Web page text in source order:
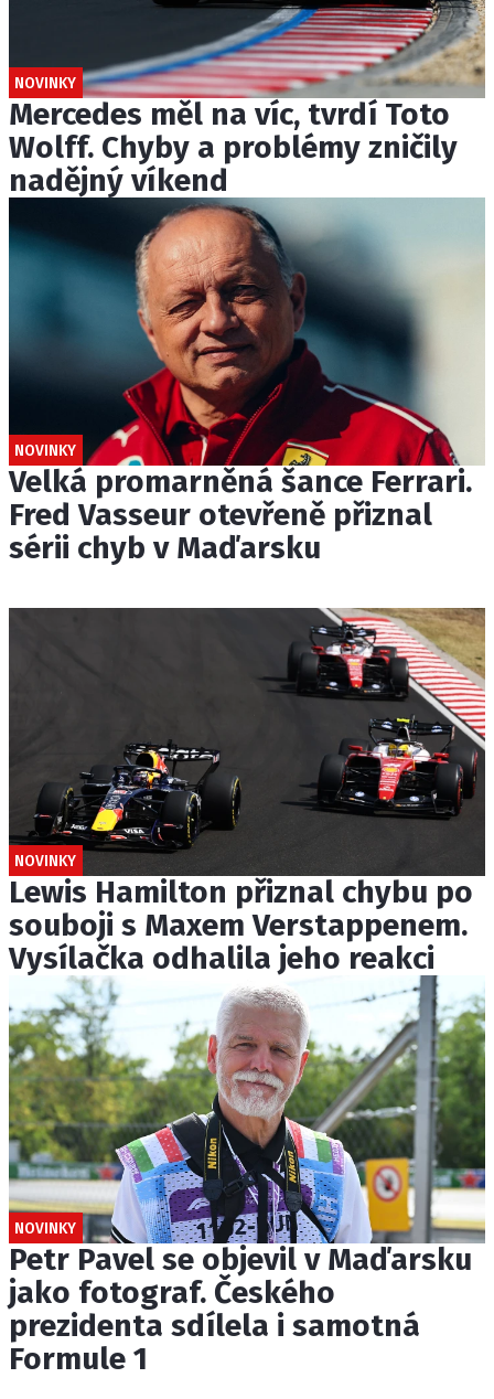
NOVINKY
Mercedes měl na víc, tvrdí Toto
Wolff. Chyby a problémy zničily
nadějný víkend
NOVINKY
Velká promarněná šance Ferrari.
Fred Vasseur otevřeně přiznal
sérii chyb v Maďarsku
NOVINKY
Lewis Hamilton přiznal chybu po
souboji s Maxem Verstappenem.
Vysílačka odhalila jeho reakci
NOVINKY
Petr Pavel se objevil v Maďarsku
jako fotograf. Českého
prezidenta sdílela i samotná
Formule 1